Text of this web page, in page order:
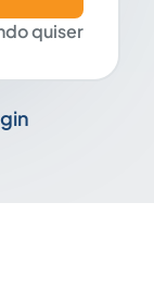
quiser